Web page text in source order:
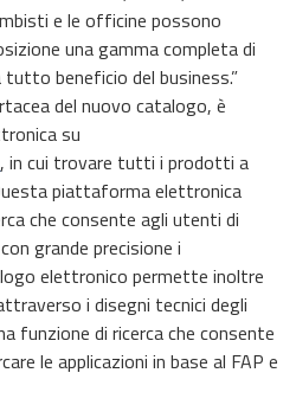
e le officine possono
una gamma completa di
beneficio del business.”
del nuovo catalogo, è
su
, in cui trovare tutti i prodotti a
piattaforma elettronica
che consente agli utenti di
grande precisione i
elettronico permette inoltre
i disegni tecnici degli
funzione di ricerca che consente
le applicazioni in base al FAP e